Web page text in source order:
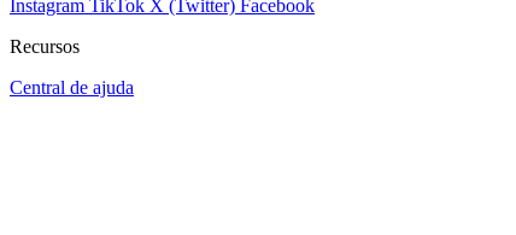
Instagram TikTok X (Twitter) Facebook
Recursos
Central de ajuda